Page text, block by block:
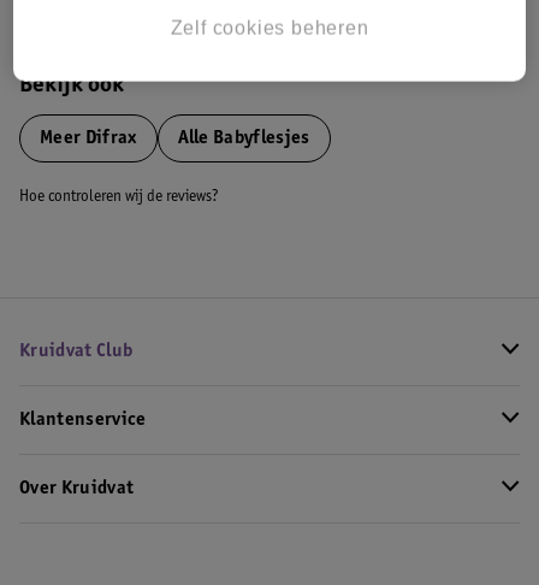
Bekijk ook
Meer Difrax Alle Babyflesjes
Hoe controleren wij de reviews?
Kruidvat Club
Klantenservice
Over Kruidvat
Zelf cookies beheren